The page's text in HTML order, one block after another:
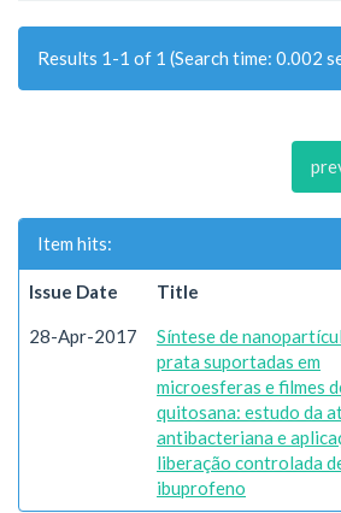
Results 1-1 of 1 (Search time: 0.002
Item hits:
Issue Date Title
28-Apr-2017
Síntese de
prata suportadas em
microesferas e filmes
quitosana: estudo da
antibacteriana e
liberação controlada
ibuprofeno